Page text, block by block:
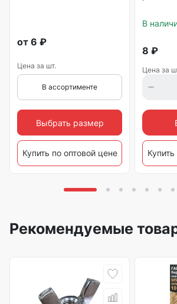
от 6 ₽
Цена за шт.
В ассортименте
Выбрать размер
Купить по оптовой цене
В
8 ₽
Цена за
Рекомендуемые